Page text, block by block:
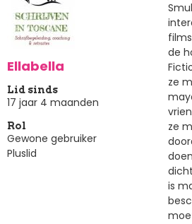
Ellabella
Lid sinds
17 jaar 4 maanden
Rol
Gewone gebruiker
Pluslid
de
ze
ze
is